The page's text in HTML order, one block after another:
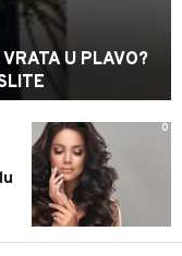
U PLAVO?
0